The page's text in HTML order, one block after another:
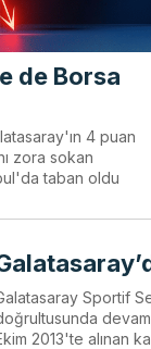
de Borsa
4 puan
zora sokan
taban oldu
Sportif
devam
2013'te alınan